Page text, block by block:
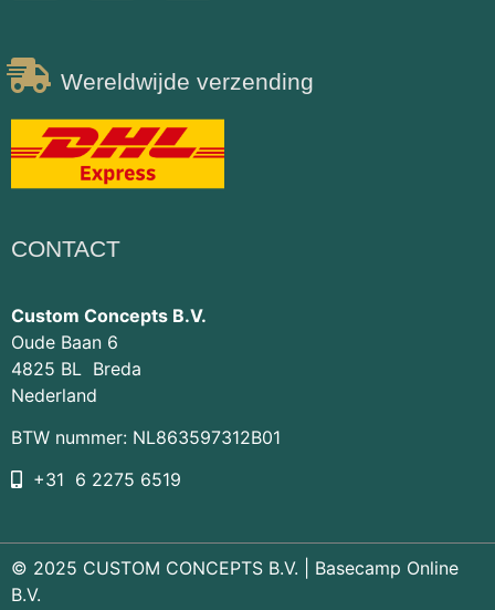
Wereldwijde verzending
CONTACT
Custom Concepts B.V.
Oude Baan 6
4825 BL Breda
Nederland
BTW nummer: NL863597312B01
+31 6 2275 6519
© 2025 CUSTOM CONCEPTS B.V. | Basecamp Online
B.V.